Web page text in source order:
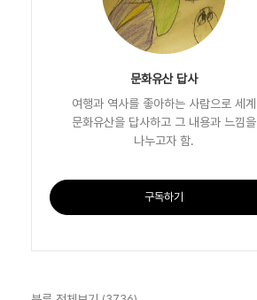
문화유산 답사
여행과 역사를 좋아하는 사람으로 세계
문화유산을 답사하고 그 내용과 느낌을
나누고자 함.
구독하기